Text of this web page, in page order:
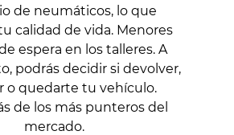
de neumáticos, lo que
calidad de vida. Menores
espera en los talleres. A
podrás decidir si devolver,
o quedarte tu vehículo.
de los más punteros del
mercado.